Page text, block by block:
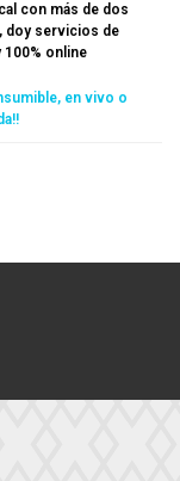
con más de dos
doy servicios de
online
en vivo o